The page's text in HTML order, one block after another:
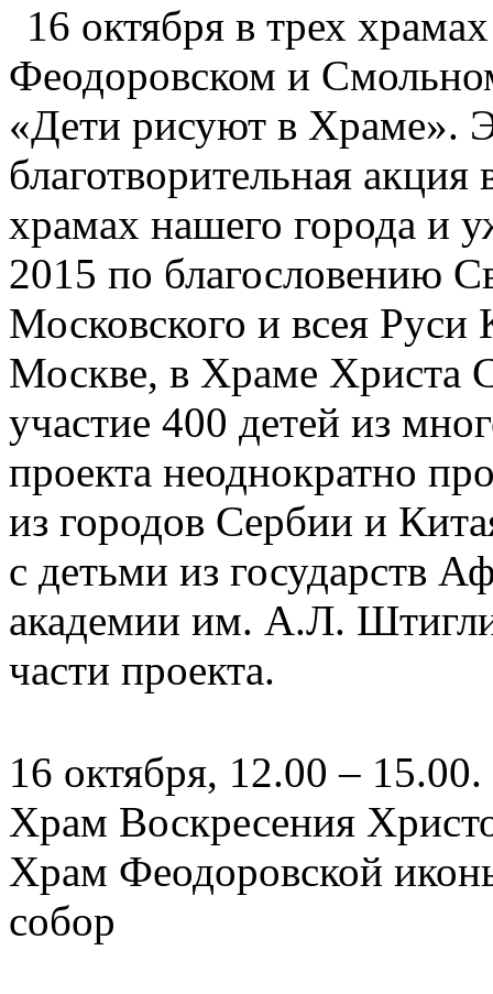
16 октября в трех
Феодоровском и
«Дети рисуют в Храме».
благотворительная
храмах нашего города и
2015 по благословению
Московского и всея Руси
Москве, в Храме Христа
участие 400 детей из
проекта неоднократно
из городов Сербии и
с детьми из государств
академии им. А.Л.
части проекта.
16 октября, 12.00 –
Храм Воскресения
Храм Феодоровской
собор